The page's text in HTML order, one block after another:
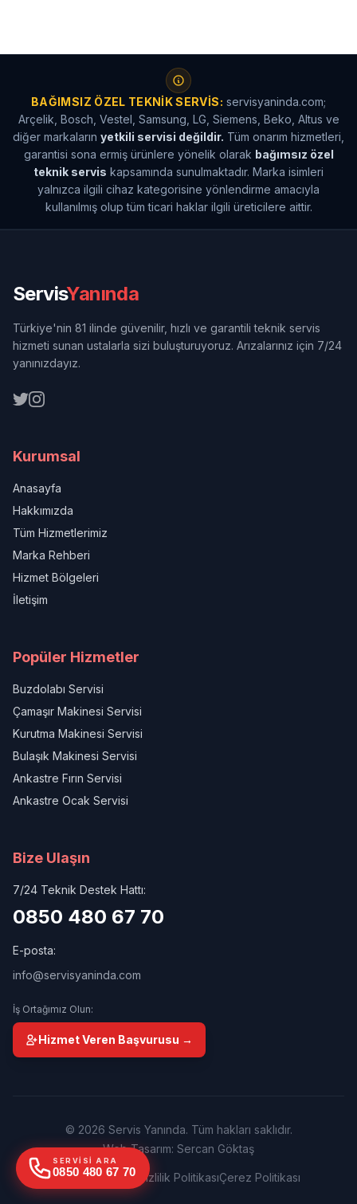
BAĞIMSIZ ÖZEL TEKNIK SERVIS: servisyaninda.com;
Arçelik, Bosch, Vestel, Samsung, LG, Siemens, Beko, Altus ve
diğer markaların yetkili servisi değildir. Tüm onarım hizmetleri,
garantisi sona ermiş ürünlere yönelik olarak bağımsız özel
teknik servis kapsamında sunulmaktadır. Marka isimleri
yalnızca ilgili cihaz kategorisine yönlendirme amacıyla
kullanılmış olup tüm ticari haklar ilgili üreticilere aittir.
ServisYanında
Türkiye'nin 81 ilinde güvenilir, hızlı ve garantili teknik servis
hizmeti sunan ustalarla sizi buluşturuyoruz. Arızalarınız için 7/24
yanınızdayız.
Kurumsal
Anasayfa
Hakkımızda
Tüm Hizmetlerimiz
Marka Rehberi
Hizmet Bölgeleri
İletişim
Popüler Hizmetler
Buzdolabı Servisi
Çamaşır Makinesi Servisi
Kurutma Makinesi Servisi
Bulaşık Makinesi Servisi
Ankastre Fırın Servisi
Ankastre Ocak Servisi
Bize Ulaşın
7/24 Teknik Destek Hattı:
0850 480 67 70
E-posta:
info@servisyaninda.com
İş Ortağımız Olun:
Hizmet Veren Başvurusu →
© 2026 Servis Yanında. Tüm hakları saklıdır.
Web Tasarım: Sercan Göktaş
Kullanım Şartları Gizlilik PolitikasıÇerez Politikası
SERVISI ARA
0850 480 67 70